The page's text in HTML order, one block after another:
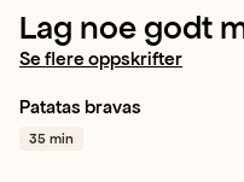
Lag noe godt
Se flere oppskrifter
Potet
Cherrytomat
Gressløk
Patatas bravas
35 min